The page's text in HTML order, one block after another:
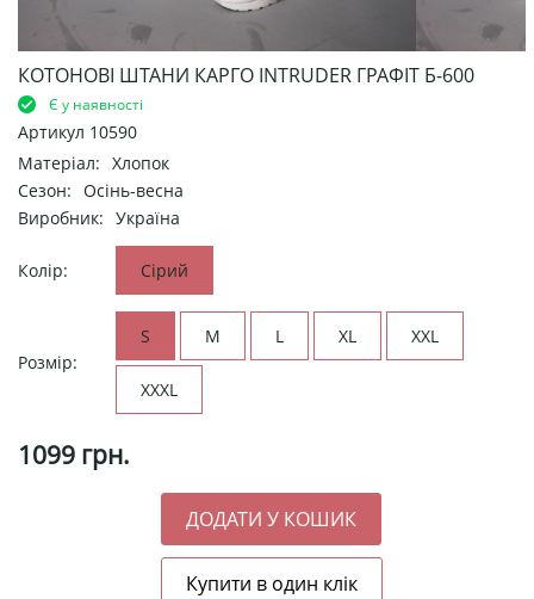
КОТОНОВІ ШТАНИ КАРГО INTRUDER ГРАФІТ Б-600
Є у наявності
Артикул 10590
Матеріал: Хлопок
Сезон: Осінь-весна
Виробник: Україна
Колір: Сірий
Розмір:
S M L XL XXL
XXXL
1099 грн.